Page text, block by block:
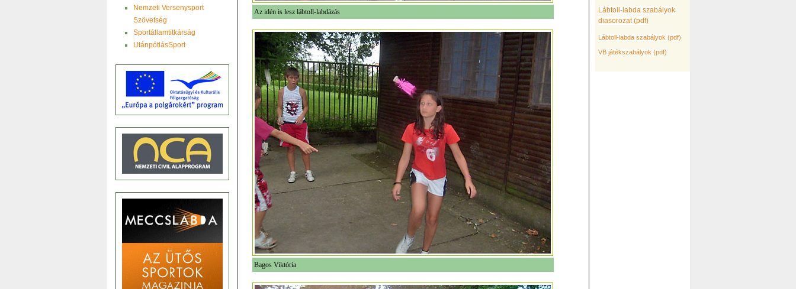
Nemzeti Versenysport
Szövetség
Sportállamtitkárság
UtánpótlásSport
Lábtoll-labda szabályok
diasorozat (pdf)
Lábtoll-labda szabályok (pdf)
VB játékszabályok (pdf)
Az idén is lesz lábtoll-labdázás
Bagos Viktória